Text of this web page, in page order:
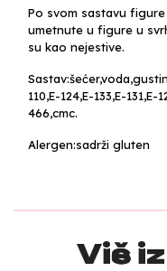
Po svom sastavu
umetnute u figure u
su kao nejestive.
110,E-124,E-133,E-
466,cmc.
Alergen:sadrži gluten
Više